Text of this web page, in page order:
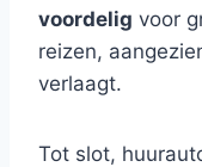
voordelig voor
reizen,
verlaagt.
Tot slot,